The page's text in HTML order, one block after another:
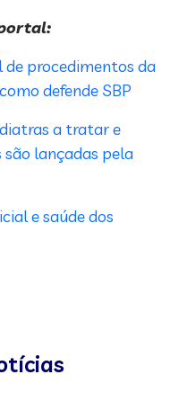
procedimentos da
defende SBP
a tratar e
lançadas pela
e saúde dos